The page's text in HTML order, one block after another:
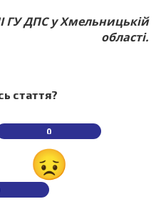
ГУ ДПС у Хмельницькій
області.
стаття?
0